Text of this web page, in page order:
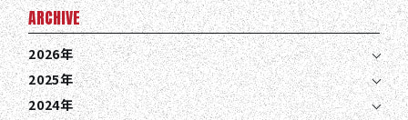
CONTACT
EN JA TH
ARCHIVE
2026年
2025年
2024年